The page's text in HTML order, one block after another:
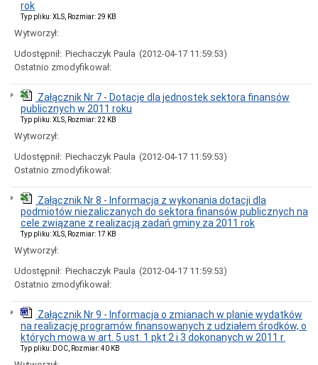
sprzedaży,
dzierżawy
lub
oddania
w
użytkowanie
wieczyste
Ogłoszenia
przetargów
najem
Wybory
PREZYDENTA
RP
2025
Poradnik
interesanta
Bon
Budżet
obywatelski
Czyste
Powietrze
rok
Typ pliku: XLS, Rozmiar: 29 KB
Wytworzył:
Udostępnił: Piechaczyk Paula (2012-04-17 11:59:53)
Ostatnio zmodyfikował:
Załącznik Nr 7 - Dotacje dla jednostek sektora finansów
publicznych w 2011 roku
Typ pliku: XLS, Rozmiar: 22 KB
Wytworzył:
Udostępnił: Piechaczyk Paula (2012-04-17 11:59:53)
Ostatnio zmodyfikował:
Załącznik Nr 8 - Informacja z wykonania dotacji dla
podmiotów niezaliczanych do sektora finansów publicznych na
cele związane z realizacją zadań gminy za 2011 rok
Typ pliku: XLS, Rozmiar: 17 KB
Wytworzył:
Udostępnił: Piechaczyk Paula (2012-04-17 11:59:53)
Ostatnio zmodyfikował:
Załącznik Nr 9 - Informacja o zmianach w planie wydatków
na realizację programów finansowanych z udziałem środków, o
których mowa w art. 5 ust. 1 pkt 2 i 3 dokonanych w 2011 r.
Typ pliku: DOC, Rozmiar: 40 KB